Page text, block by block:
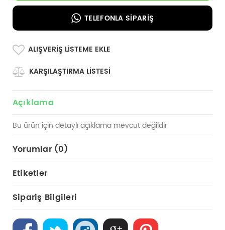
TELEFONLA SIPARIŞ
ALIŞVERIŞ LISTEME EKLE
KARŞILAŞTIRMA LISTESI
Açıklama
Bu ürün için detaylı açıklama mevcut değildir
Yorumlar (0)
Etiketler
Sipariş Bilgileri